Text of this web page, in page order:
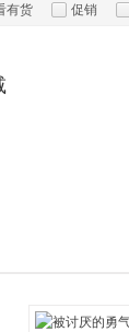
孕婴
数码影
有货 促销